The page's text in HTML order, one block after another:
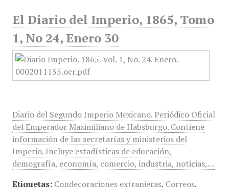
El Diario del Imperio, 1865, Tomo
1, No 24, Enero 30
Diario del Segundo Imperio Mexicano. Periódico Oficial
del Emperador Maximiliano de Habsburgo. Contiene
información de las secretarías y ministerios del
Imperio. Incluye estadísticas de educación,
demografía, economía, comercio, industria, noticias,…
Etiquetas: Condecoraciones extranjeras, Correos,